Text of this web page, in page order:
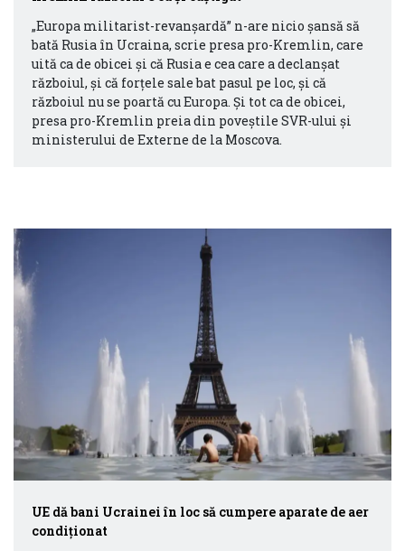
„Europa militarist-revanșardă” n-are nicio șansă să
bată Rusia în Ucraina, scrie presa pro-Kremlin, care
uită ca de obicei și că Rusia e cea care a declanșat
războiul, și că forțele sale bat pasul pe loc, și că
războiul nu se poartă cu Europa. Și tot ca de obicei,
presa pro-Kremlin preia din poveștile SVR-ului și
ministerului de Externe de la Moscova.
UE dă bani Ucrainei în loc să cumpere aparate de aer
condiționat